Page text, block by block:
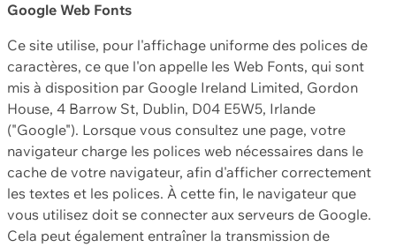
Google Web Fonts
Ce site utilise, pour l'affichage uniforme des polices de
caractères, ce que l'on appelle les Web Fonts, qui sont
mis à disposition par Google Ireland Limited, Gordon
House, 4 Barrow St, Dublin, D04 E5W5, Irlande
("Google"). Lorsque vous consultez une page, votre
navigateur charge les polices web nécessaires dans le
cache de votre navigateur, afin d'afficher correctement
les textes et les polices. À cette fin, le navigateur que
vous utilisez doit se connecter aux serveurs de Google.
Cela peut également entraîner la transmission de